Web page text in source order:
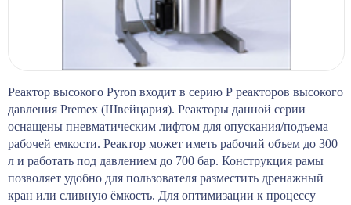
Реактор высокого Pyron входит в серию Р реакторов высокого
давления Premex (Швейцария). Реакторы данной серии
оснащены пневматическим лифтом для опускания/подъема
рабочей емкости. Реактор может иметь рабочий объем до 300
л и работать под давлением до 700 бар. Конструкция рамы
позволяет удобно для пользователя разместить дренажный
кран или сливную ёмкость. Для оптимизации к процессу